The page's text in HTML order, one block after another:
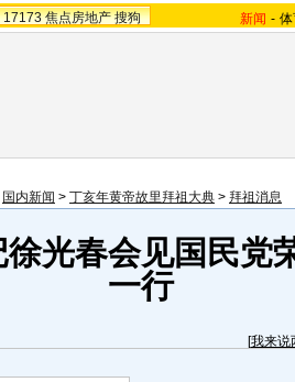
17173 焦点房地产 搜狗 新闻 -
国内新闻 > 丁亥年黄帝故里拜祖大典 > 拜祖消息
光春会见国民党
一行
[我来说